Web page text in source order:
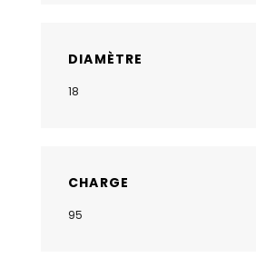
DIAMÈTRE
18
CHARGE
95